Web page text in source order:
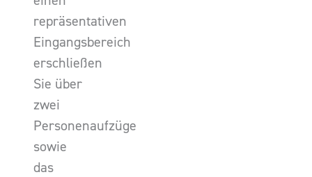
repräsentativen
Eingangsbereich
erschließen
Sie über
zwei
Personenaufzüge
sowie
das